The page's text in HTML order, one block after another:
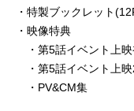
・特製ブックレット
・映像特典
・第5話イベント上映
・第5話イベント上映
・PV&CM集